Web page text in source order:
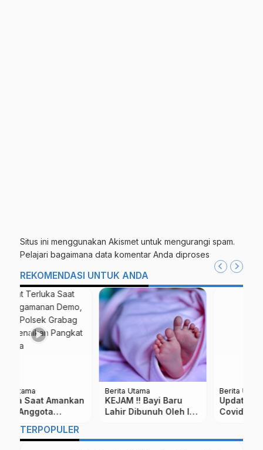
Situs ini menggunakan Akismet untuk mengurangi spam.
Pelajari bagaimana data komentar Anda diproses
REKOMENDASI UNTUK ANDA
Berita Utama
Update Terbaru
Covid-19 Kabupaten
Pasien Positif, 10
Berita Utama
Kisah Sugar Daddy
Habiskan 45 Miliar
TERPOPULER